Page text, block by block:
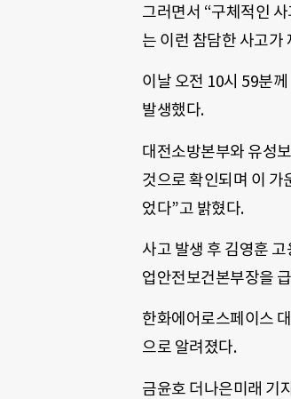
그러면서 “구체적인
는 이런 참담한 사고가
이날 오전 10시 59분
발생했다.
대전소방본부와 유성
것으로 확인되며 이 가
었다”고 밝혔다.
사고 발생 후 김영훈
업안전보건본부장을
한화에어로스페이스
으로 알려졌다.
금윤호 더나은미래 기